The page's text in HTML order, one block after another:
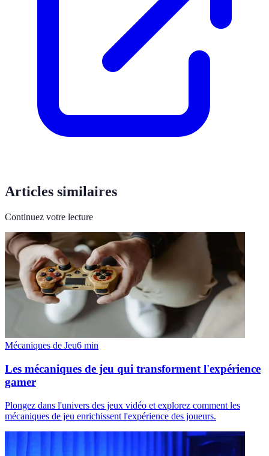
Articles similaires
Continuez votre lecture
Mécaniques de Jeu6 min
Les mécaniques de jeu qui transforment l'expérience
gamer
Plongez dans l'univers des jeux vidéo et explorez comment les
mécaniques de jeu enrichissent l'expérience des joueurs.